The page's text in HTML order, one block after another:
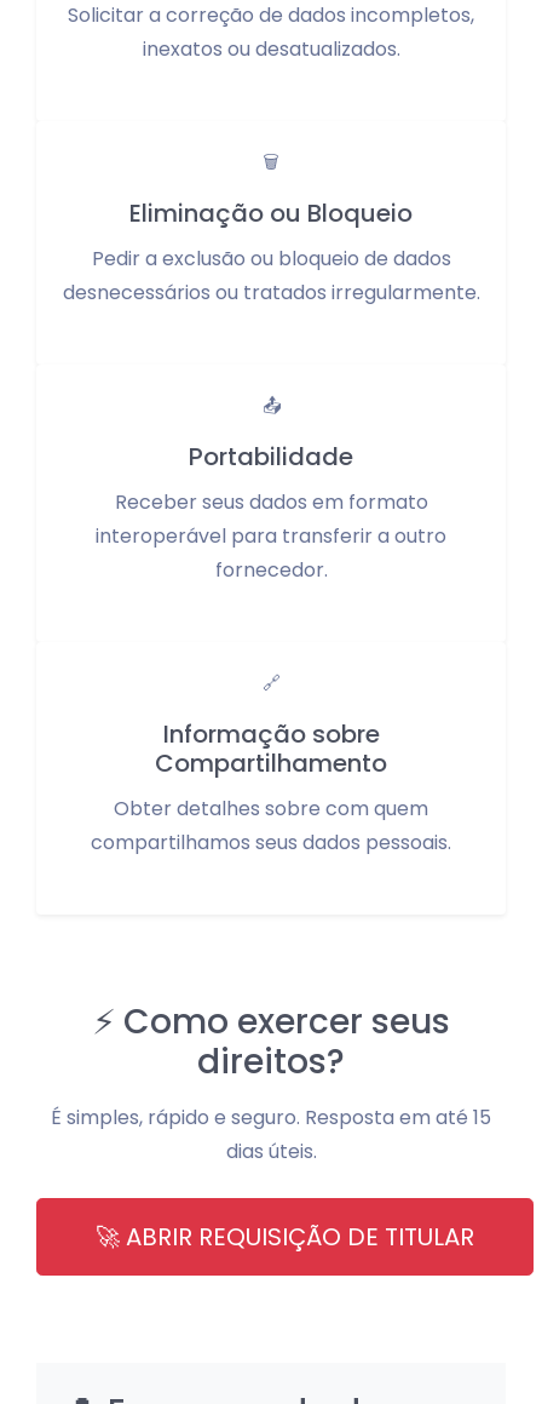
Solicitar a correção de dados incompletos,
inexatos ou desatualizados.
🗑️
Eliminação ou Bloqueio
Pedir a exclusão ou bloqueio de dados
desnecessários ou tratados irregularmente.
📤
Portabilidade
Receber seus dados em formato
interoperável para transferir a outro
fornecedor.
🔗
Informação sobre
Compartilhamento
Obter detalhes sobre com quem
compartilhamos seus dados pessoais.
⚡ Como exercer seus
direitos?
É simples, rápido e seguro. Resposta em até 15
dias úteis.
🚀 ABRIR REQUISIÇÃO DE TITULAR